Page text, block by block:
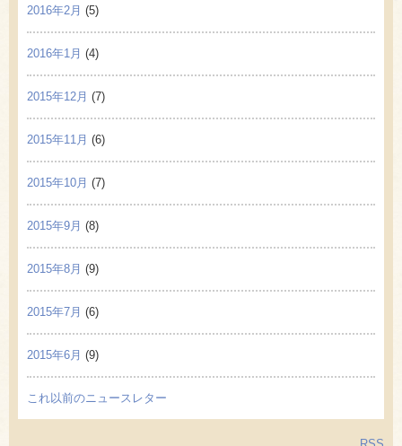
2016年2月 (5)
2016年1月 (4)
2015年12月 (7)
2015年11月 (6)
2015年10月 (7)
2015年9月 (8)
2015年8月 (9)
2015年7月 (6)
2015年6月 (9)
これ以前のニュースレター